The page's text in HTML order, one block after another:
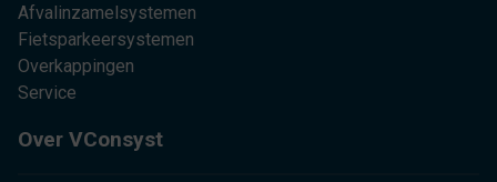
Afvalinzamelsystemen
Fietsparkeersystemen
Overkappingen
Service
Over VConsyst